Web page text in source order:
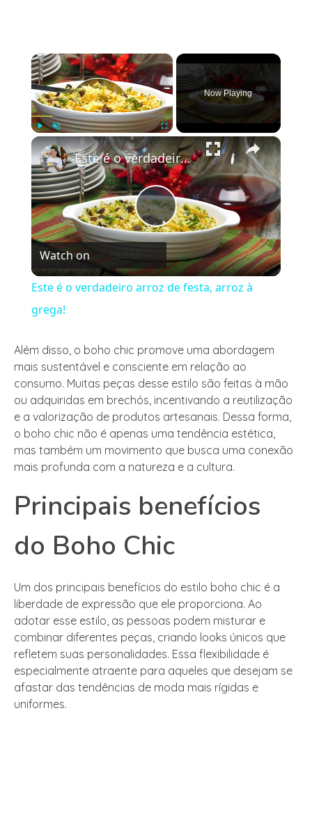
×
Unmute Fullscreen
Now Playing
×
Play
Video
Este é o verdadeiro arroz de festa, arroz à grega!
Watch on
Este é o verdadeiro arroz de festa, arroz à
grega!
Além disso, o boho chic promove uma abordagem
mais sustentável e consciente em relação ao
consumo. Muitas peças desse estilo são feitas à mão
ou adquiridas em brechós, incentivando a reutilização
e a valorização de produtos artesanais. Dessa forma,
o boho chic não é apenas uma tendência estética,
mas também um movimento que busca uma conexão
mais profunda com a natureza e a cultura.
Principais benefícios
do Boho Chic
Um dos principais benefícios do estilo boho chic é a
liberdade de expressão que ele proporciona. Ao
adotar esse estilo, as pessoas podem misturar e
combinar diferentes peças, criando looks únicos que
refletem suas personalidades. Essa flexibilidade é
especialmente atraente para aqueles que desejam se
afastar das tendências de moda mais rígidas e
uniformes.